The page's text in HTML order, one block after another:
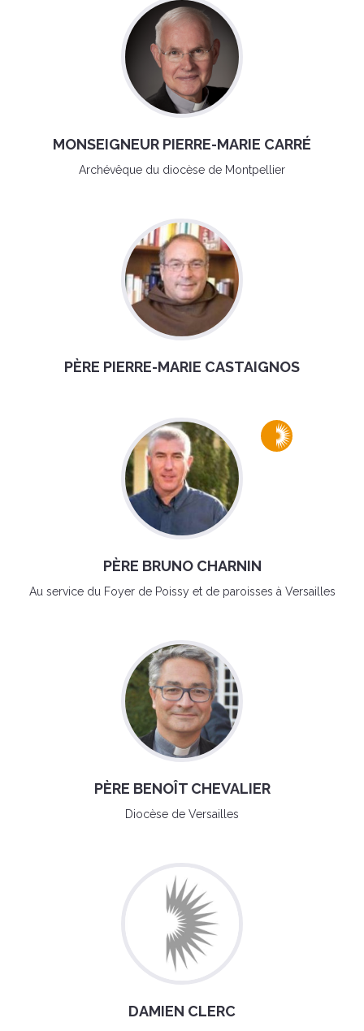
MONSEIGNEUR PIERRE-MARIE CARRÉ
Archévêque du diocèse de Montpellier
PÈRE PIERRE-MARIE CASTAIGNOS
PÈRE BRUNO CHARNIN
Au service du Foyer de Poissy et de paroisses à Versailles
PÈRE BENOÎT CHEVALIER
Diocèse de Versailles
DAMIEN CLERC